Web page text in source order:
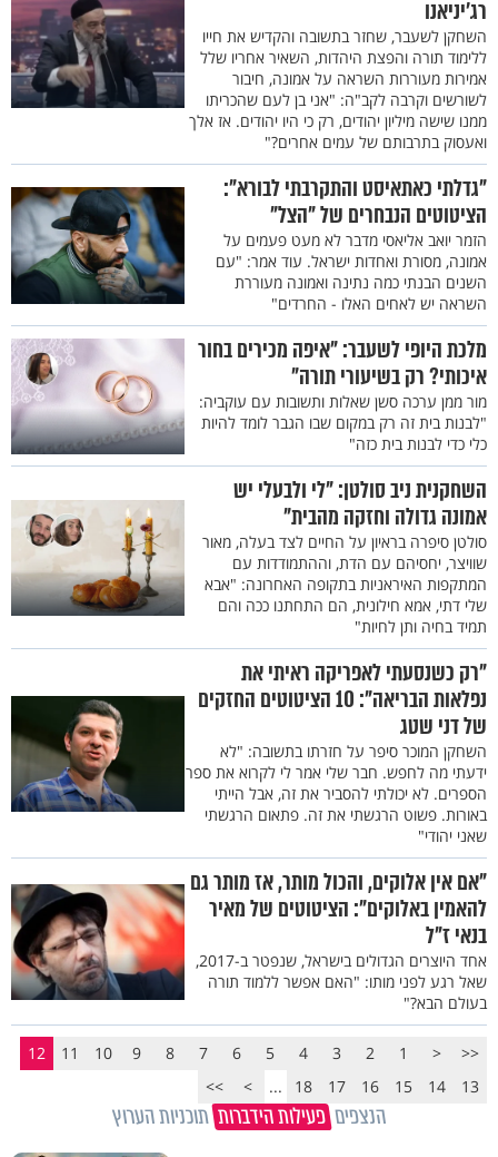
רג'יניאנו
השחקן לשעבר, שחזר בתשובה והקדיש את חייו
ללימוד תורה והפצת היהדות, השאיר אחריו שלל
אמירות מעוררות השראה על אמונה, חיבור
לשורשים וקרבה לקב"ה: "אני בן לעם שהכריתו
ממנו שישה מיליון יהודים, רק כי היו יהודים. אז אלך
ואעסוק בתרבותם של עמים אחרים?"
"גדלתי כאתאיסט והתקרבתי לבורא":
הציטוטים הנבחרים של "הצל"
הזמר יואב אליאסי מדבר לא מעט פעמים על
אמונה, מסורת ואחדות ישראל. עוד אמר: "עם
השנים הבנתי כמה נתינה ואמונה מעוררת
השראה יש לאחים האלו - החרדים"
מלכת היופי לשעבר: "איפה מכירים בחור
איכותי? רק בשיעורי תורה"
מור ממן ערכה סשן שאלות ותשובות עם עוקביה:
"לבנות בית זה רק במקום שבו הגבר לומד להיות
כלי כדי לבנות בית כזה"
השחקנית ניב סולטן: "לי ולבעלי יש
אמונה גדולה וחזקה מהבית"
סולטן סיפרה בראיון על החיים לצד בעלה, מאור
שוויצר, יחסיהם עם הדת, וההתמודדות עם
המתקפות האיראניות בתקופה האחרונה: "אבא
שלי דתי, אמא חילונית, הם התחתנו ככה והם
תמיד בחיה ותן לחיות"
"רק כשנסעתי לאפריקה ראיתי את
נפלאות הבריאה": 10 הציטוטים החזקים
של דני שטג
השחקן המוכר סיפר על חזרתו בתשובה: "לא
ידעתי מה לחפש. חבר שלי אמר לי לקרוא את ספר
הספרים. לא יכולתי להסביר את זה, אבל הייתי
באורות. פשוט הרגשתי את זה. פתאום הרגשתי
שאני יהודי"
"אם אין אלוקים, והכול מותר, אז מותר גם
להאמין באלוקים": הציטוטים של מאיר
בנאי ז"ל
אחד היוצרים הגדולים בישראל, שנפטר ב-2017,
שאל רגע לפני מותו: "האם אפשר ללמוד תורה
בעולם הבא?"
<<
<
1
2
3
4
5
6
7
8
9
10
11
12
13
14
15
16
17
18
...
>
>>
הנצפים פעילות הידברות תוכניות הערוץ